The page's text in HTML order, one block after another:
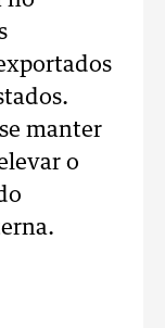
manter
o